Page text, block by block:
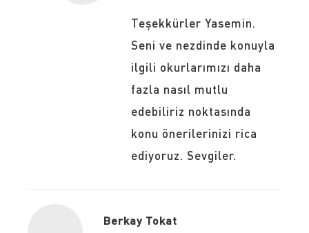
Teşekkürler Yasemin.
Seni ve nezdinde konuyla
ilgili okurlarımızı daha
fazla nasıl mutlu
edebiliriz noktasında
konu önerilerinizi rica
ediyoruz. Sevgiler.
Berkay Tokat